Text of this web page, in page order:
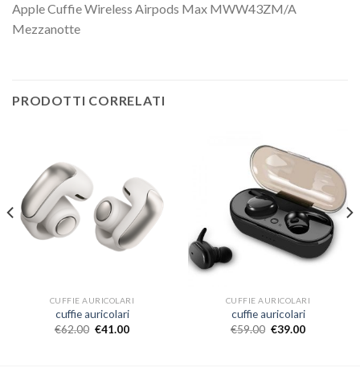
Apple Cuffie Wireless Airpods Max MWW43ZM/A
Mezzanotte
PRODOTTI CORRELATI
CUFFIE AURICOLARI
cuffie auricolari
€62.00 €41.00
CUFFIE AURICOLARI
cuffie auricolari
€59.00 €39.00